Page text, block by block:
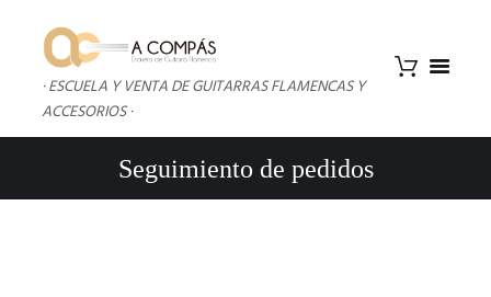
· ESCUELA Y VENTA DE GUITARRAS FLAMENCAS Y
ACCESORIOS ·
Seguimiento de pedidos